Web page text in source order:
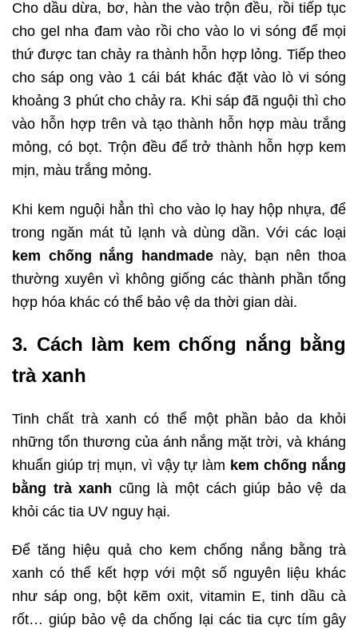
Cho dầu dừa, bơ, hàn the vào trộn đều, rồi tiếp tục
cho gel nha đam vào rồi cho vào lo vi sóng để mọi
thứ được tan chảy ra thành hỗn hợp lỏng. Tiếp theo
cho sáp ong vào 1 cái bát khác đặt vào lò vi sóng
khoảng 3 phút cho chảy ra. Khi sáp đã nguội thì cho
vào hỗn hợp trên và tạo thành hỗn hợp màu trắng
mỏng, có bọt. Trộn đều để trở thành hỗn hợp kem
mịn, màu trắng mỏng.
Khi kem nguội hẳn thì cho vào lọ hay hộp nhựa, để
trong ngăn mát tủ lạnh và dùng dần. Với các loại
kem chống nắng handmadenày, bạn nên thoa
thường xuyên vì không giống các thành phần tổng
hợp hóa khác có thể bảo vệ da thời gian dài.
3. Cách làm kem chống nắng bằng
trà xanh
Tinh chất trà xanh có thể một phần bảo da khỏi
những tổn thương của ánh nắng mặt trời, và kháng
khuẩn giúp trị mụn, vì vậy tự làm kem chống nắng
bằng trà xanh cũng là một cách giúp bảo vệ da
khỏi các tia UV nguy hại.
Để tăng hiệu quả cho kem chống nắng bằng trà
xanh có thể kết hợp với một số nguyên liệu khác
như sáp ong, bột kẽm oxit, vitamin E, tinh dầu cà
rốt… giúp bảo vệ da chống lại các tia cực tím gây